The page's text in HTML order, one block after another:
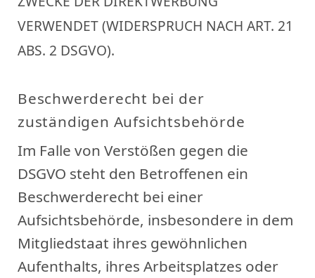
VERWENDET (WIDERSPRUCH NACH ART. 21
ABS. 2 DSGVO).
Beschwerderecht bei der
zuständigen Aufsichtsbehörde
Im Falle von Verstößen gegen die
DSGVO steht den Betroffenen ein
Beschwerderecht bei einer
Aufsichtsbehörde, insbesondere in dem
Mitgliedstaat ihres gewöhnlichen
Aufenthalts, ihres Arbeitsplatzes oder